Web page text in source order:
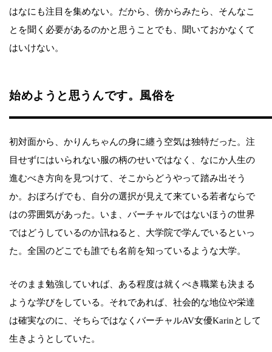
はなにも注目を集めない。だから、傍からみたら、そんなこ
とを聞く必要があるのかと思うことでも、聞いておかなくて
はいけない。
始めようと思うんです。風俗を
初対面から、かりんちゃんの身に纏う空気は独特だった。注
目せずにはいられない服の柄のせいではなく、なにか人生の
進むべき方向を見つけて、そこからどうやって踏み出そう
か。おぼろげでも、自分の選択が見えて来ている若者ならで
はの雰囲気があった。いま、バーチャルではないほうの世界
ではどうしているのか訊ねると、大学院で学んでいるといっ
た。全国のどこでも誰でも名前を知っているような大学。
そのまま勉強していれば、ある程度は就くべき職業も決まる
ような学びをしている。それであれば、社会的な地位や栄達
は確実なのに、そちらではなくバーチャルAV女優Karinとして
生きようとしていた。